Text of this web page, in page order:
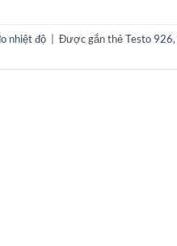
nhiệt độ Được gắn thẻTesto 926,